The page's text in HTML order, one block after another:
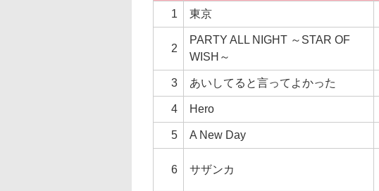
1 東京
2
PARTY ALL NIGHT ～STAR OF
WISH～
3 あいしてると言ってよかった
4 Hero
5 A New Day
6 サザンカ